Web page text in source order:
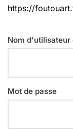
https://
Nom d'utilisateur
Mot de passe